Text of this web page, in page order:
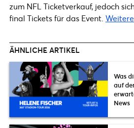
zum NFL Ticketverkauf, jedoch
final Tickets für das Event.
ÄHNLICHE ARTIKEL
Was
auf
News